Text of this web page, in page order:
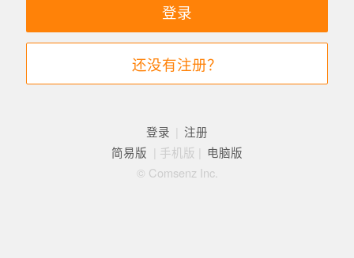
登录
还没有注册？
登录
注册
简易版
手机版
电脑版
© Comsenz Inc.